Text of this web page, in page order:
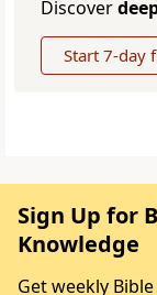
Discover
Start 7-day
Sign Up for
Knowledge
Get weekly